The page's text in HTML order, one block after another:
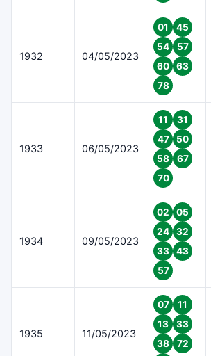
1932 04/05/2023
01
45
54
57
60
63
78
1933 06/05/2023
11
31
47
50
58
67
70
1934 09/05/2023
02
05
24
32
33
43
57
1935 11/05/2023
07
11
13
33
38
72